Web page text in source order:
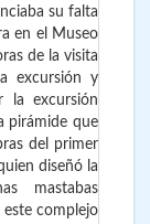
su falta
en el Museo
de la visita
excursión y
la excursión
pirámide que
del primer
diseñó la
mastabas
complejo